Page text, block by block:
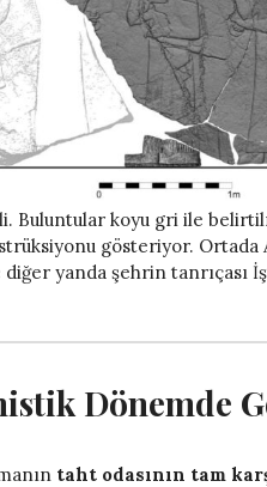
Buluntular koyu gri ile
gösteriyor.
diğer yanda şehrin tanrıçası
Dönemde
taht odasının tam